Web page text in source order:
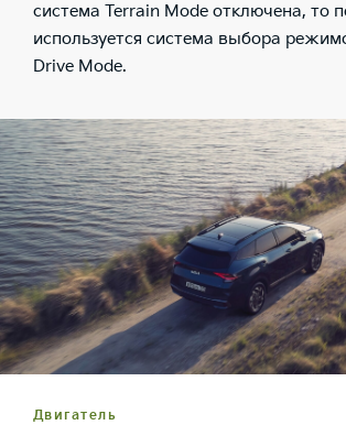
система Terrain Mode отключена, то
используется система выбора
Drive Mode.
Двигатель